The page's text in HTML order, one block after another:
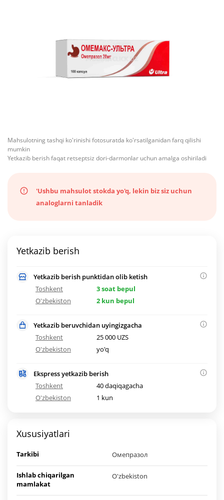
Mahsulotning tashqi ko'rinishi fotosuratda ko'rsatilganidan farq qilishi
mumkin
Yetkazib berish faqat retseptsiz dori-darmonlar uchun amalga oshiriladi
'Ushbu mahsulot stokda yo'q, lekin biz siz uchun
analoglarni tanladik
Yetkazib berish
Yetkazib berish punktidan olib ketish
Toshkent
3 soat bepul
O'zbekiston
2 kun bepul
Yetkazib beruvchidan uyingizgacha
Toshkent
25 000 UZS
O'zbekiston
yo'q
Ekspress yetkazib berish
Toshkent
40 daqiqagacha
O'zbekiston
1 kun
Xususiyatlari
Tarkibi Омепразол
Ishlab chiqarilgan
mamlakat
O'zbekiston